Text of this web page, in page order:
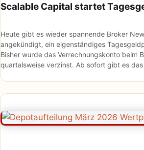
Scalable Capital startet
Heute gibt es wieder spannende Broker
angekündigt, ein eigenständiges
Bisher wurde das Verrechnungskonto beim
quartalsweise verzinst. Ab sofort gibt es